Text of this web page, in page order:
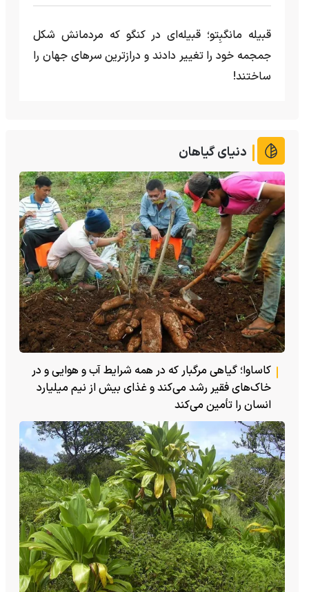
قبیله مانگبِتو؛ قبیله‌ای در کنگو که مردمانش شکل
جمجمه خود را تغییر دادند و درازترین سرهای جهان را
ساختند!
دنیای گیاهان
کاساوا؛ گیاهی مرگبار که در همه شرایط آب و هوایی و در
خاک‌های فقیر رشد می‌کند و غذای بیش از نیم میلیارد
انسان را تأمین می‌کند